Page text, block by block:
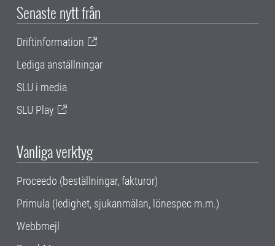
Senaste nytt från
Driftinformation
Lediga anställningar
SLU i media
SLU Play
Vanliga verktyg
Proceedo (beställningar, fakturor)
Primula (ledighet, sjukanmälan, lönespec m.m.)
Webbmejl